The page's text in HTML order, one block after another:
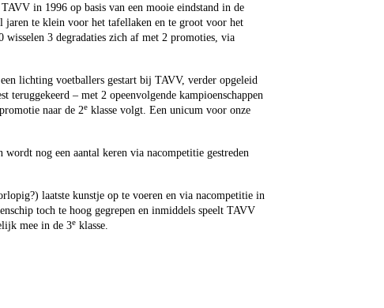
in 1996 op basis van een mooie eindstand in de
jaren te klein voor het tafellaken en te groot voor het
wisselen 3 degradaties zich af met 2 promoties, via
lichting voetballers gestart bij TAVV, verder opgeleid
teruggekeerd – met 2 opeenvolgende kampioenschappen
naar de 2e klasse volgt. Een unicum voor onze
nog een aantal keren via nacompetitie gestreden
laatste kunstje op te voeren en via nacompetitie in
toch te hoog gegrepen en inmiddels speelt TAVV
mee in de 3e klasse.